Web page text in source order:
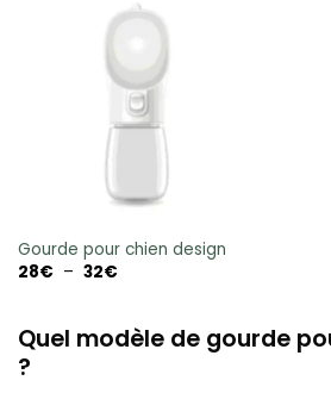
Gourde pour chien design
28€ – 32€Plage
à
32€
Quel modèle de gourde
?